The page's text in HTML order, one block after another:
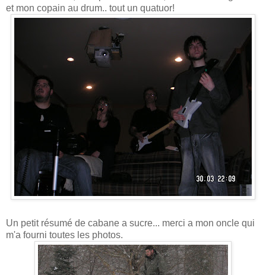
et mon copain au drum.. tout un quatuor!
Un petit résumé de cabane a sucre... merci a mon oncle qui
m'a fourni toutes les photos.